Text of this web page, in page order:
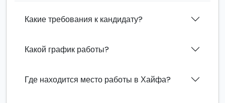
Какие требования к кандидату?
Какой график работы?
Где находится место работы в Хайфа?